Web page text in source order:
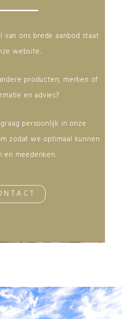
van ons brede aanbod staat
website.
producten, merken of
en advies?
persoonlijk in onze
zodat we optimaal kunnen
en meedenken.